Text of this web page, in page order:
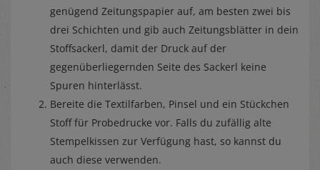
genügend Zeitungspapier auf, am besten zwei bis
drei Schichten und gib auch Zeitungsblätter in dein
Stoffsackerl, damit der Druck auf der
gegenüberliegernden Seite des Sackerl keine
Spuren hinterlässt.
Bereite die Textilfarben, Pinsel und ein Stückchen
Stoff für Probedrucke vor. Falls du zufällig alte
Stempelkissen zur Verfügung hast, so kannst du
auch diese verwenden.